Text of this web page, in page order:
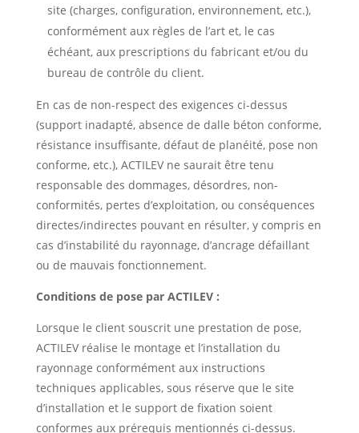
site (charges, configuration, environnement, etc.),
conformément aux règles de l’art et, le cas
échéant, aux prescriptions du fabricant et/ou du
bureau de contrôle du client.
En cas de non-respect des exigences ci-dessus
(support inadapté, absence de dalle béton conforme,
résistance insuffisante, défaut de planéité, pose non
conforme, etc.), ACTILEV ne saurait être tenu
responsable des dommages, désordres, non-
conformités, pertes d’exploitation, ou conséquences
directes/indirectes pouvant en résulter, y compris en
cas d’instabilité du rayonnage, d’ancrage défaillant
ou de mauvais fonctionnement.
Conditions de pose par ACTILEV :
Lorsque le client souscrit une prestation de pose,
ACTILEV réalise le montage et l’installation du
rayonnage conformément aux instructions
techniques applicables, sous réserve que le site
d’installation et le support de fixation soient
conformes aux prérequis mentionnés ci-dessus.